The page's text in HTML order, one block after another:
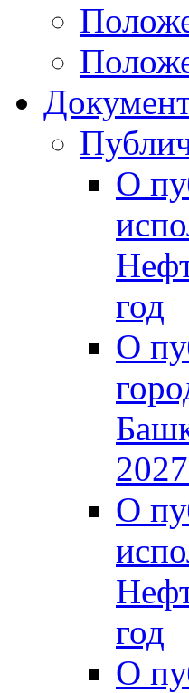
О
год
О
О
год
О